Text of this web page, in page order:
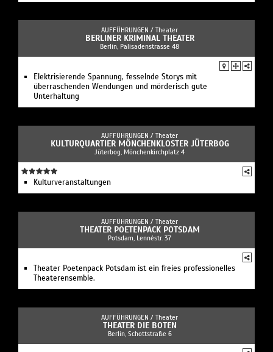
AUFFÜHRUNGEN / Theater
BERLINER KRIMINAL THEATER
Berlin, Palisadenstrasse 48
Elektrisierende Spannung, fesselnde Storys mit
überraschenden Wendungen und mörderisch gute
Unterhaltung
AUFFÜHRUNGEN / Theater
KULTURQUARTIER MÖNCHENKLOSTER JÜTERBOG
Jüterbog, Mönchenkirchplatz 4
Kulturveranstaltungen
AUFFÜHRUNGEN / Theater
THEATER POETENPACK POTSDAM
Potsdam, Lennéstr. 37
Theater Poetenpack Potsdam ist ein freies professionelles
Theaterensemble.
AUFFÜHRUNGEN / Theater
THEATER DIE BOTEN
Berlin, Schottstraße 6